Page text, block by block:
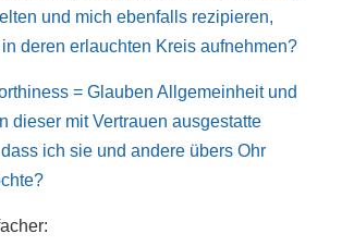
und mich ebenfalls rezipieren,
deren erlauchten Kreis aufnehmen?
= Glauben Allgemeinheit und
dieser mit Vertrauen ausgestatte
ich sie und andere übers Ohr